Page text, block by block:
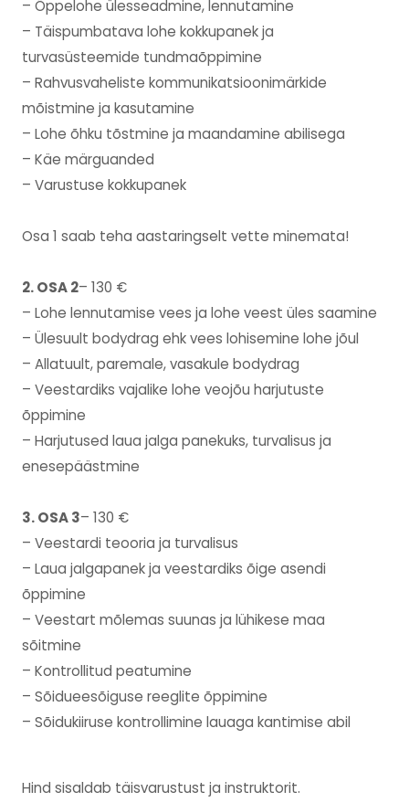
– Õppelohe ülesseadmine, lennutamine
– Täispumbatava lohe kokkupanek ja
turvasüsteemide tundmaõppimine
– Rahvusvaheliste kommunikatsioonimärkide
mõistmine ja kasutamine
– Lohe õhku tõstmine ja maandamine abilisega
– Käe märguanded
– Varustuse kokkupanek
Osa 1 saab teha aastaringselt vette minemata!
2. OSA 2– 130 €
– Lohe lennutamise vees ja lohe veest üles saamine
– Ülesuult bodydrag ehk vees lohisemine lohe jõul
– Allatuult, paremale, vasakule bodydrag
– Veestardiks vajalike lohe veojõu harjutuste
õppimine
– Harjutused laua jalga panekuks, turvalisus ja
enesepäästmine
3. OSA 3– 130 €
– Veestardi teooria ja turvalisus
– Laua jalgapanek ja veestardiks õige asendi
õppimine
– Veestart mõlemas suunas ja lühikese maa
sõitmine
– Kontrollitud peatumine
– Sõidueesõiguse reeglite õppimine
– Sõidukiiruse kontrollimine lauaga kantimise abil
Hind sisaldab täisvarustust ja instruktorit.